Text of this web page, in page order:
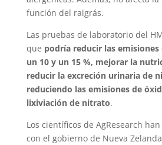
función del raigrás.
Las pruebas de laboratorio del
que podría reducir las
un 10 y un 15 %, mejorar la
reducir la excreción urinaria de
reduciendo las emisiones de
lixiviación de nitrato.
Los científicos de AgResearch
con el gobierno de Nueva